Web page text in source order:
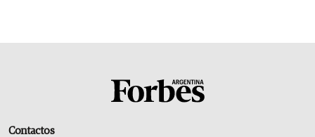
Contactos